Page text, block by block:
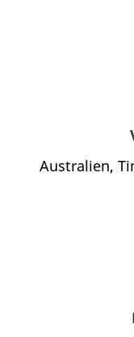
Australien,